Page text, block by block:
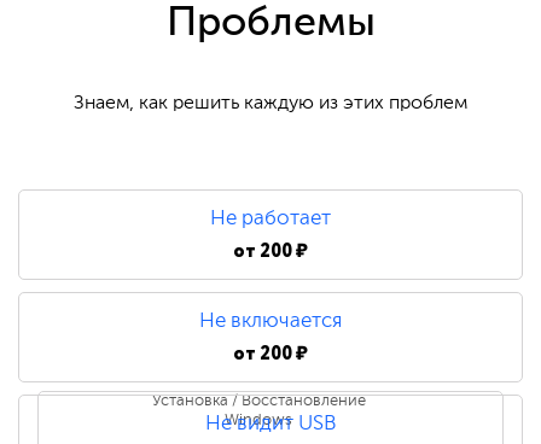
Проблемы
Знаем, как решить каждую из этих проблем
Не работает
от 200 ₽
Не включается
от 200 ₽
Установка / Восстановление
Windows
Не видит USB